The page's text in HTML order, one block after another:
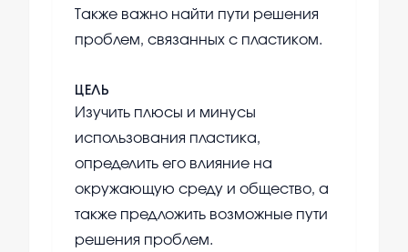
Также важно найти пути решения
проблем, связанных с пластиком.
ЦЕЛЬ
Изучить плюсы и минусы
использования пластика,
определить его влияние на
окружающую среду и общество, а
также предложить возможные пути
решения проблем.